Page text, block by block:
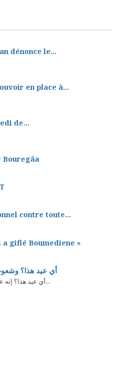
dénonce le...
en place à...
de...
contre toute...
giflé Boumediene »
أي عيد هذا؟
أي عيد هذا؟ إنه عيد الفطر، و فطر لماذا؟ لأن هناك ركن من...